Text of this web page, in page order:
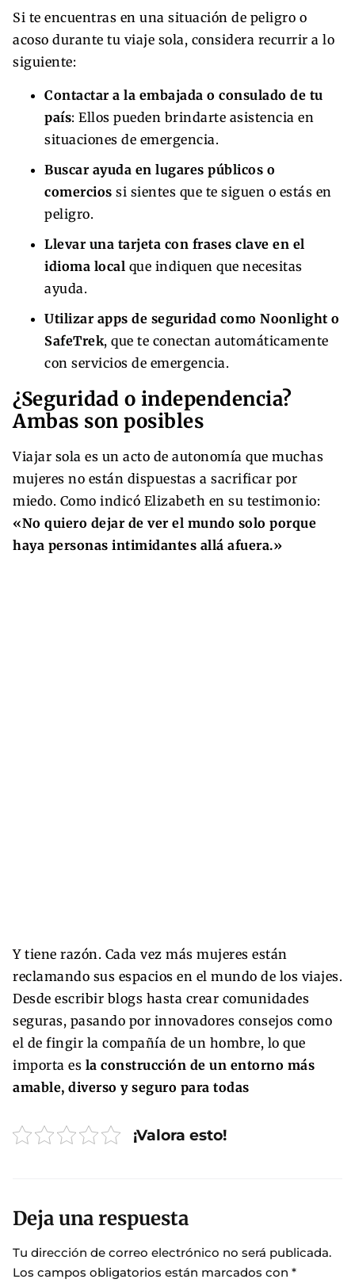
Si te encuentras en una situación de peligro o
acoso durante tu viaje sola, considera recurrir a lo
siguiente:
Contactar a la embajada o consulado de tu
país: Ellos pueden brindarte asistencia en
situaciones de emergencia.
Buscar ayuda en lugares públicos o
comercios si sientes que te siguen o estás en
peligro.
Llevar una tarjeta con frases clave en el
idioma local que indiquen que necesitas
ayuda.
Utilizar apps de seguridad como Noonlight o
SafeTrek, que te conectan automáticamente
con servicios de emergencia.
¿Seguridad o independencia?
Ambas son posibles
Viajar sola es un acto de autonomía que muchas
mujeres no están dispuestas a sacrificar por
miedo. Como indicó Elizabeth en su testimonio:
«No quiero dejar de ver el mundo solo porque
haya personas intimidantes allá afuera.»
Y tiene razón. Cada vez más mujeres están
reclamando sus espacios en el mundo de los viajes.
Desde escribir blogs hasta crear comunidades
seguras, pasando por innovadores consejos como
el de fingir la compañía de un hombre, lo que
importa es la construcción de un entorno más
amable, diverso y seguro para todas
¡Valora esto!
Deja una respuesta
Tu dirección de correo electrónico no será publicada.
Los campos obligatorios están marcados con *